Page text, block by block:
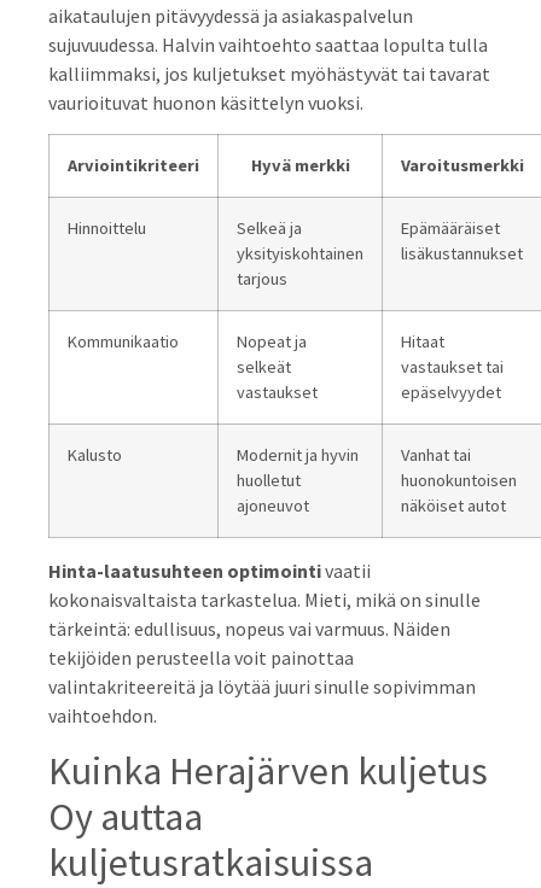
aikataulujen pitävyydessä ja asiakaspalvelun
sujuvuudessa. Halvin vaihtoehto saattaa lopulta tulla
kalliimmaksi, jos kuljetukset myöhästyvät tai tavarat
vaurioituvat huonon käsittelyn vuoksi.
Arviointikriteeri Hyvä merkki Varoitusmerkki
Hinnoittelu
Selkeä ja
yksityiskohtainen
tarjous
Epämääräiset
lisäkustannukset
Kommunikaatio
Nopeat ja
selkeät
vastaukset
Hitaat
vastaukset tai
epäselvyydet
Kalusto
Modernit ja hyvin
huolletut
ajoneuvot
Vanhat tai
huonokuntoisen
näköiset autot
Hinta-laatusuhteen optimointivaatii
kokonaisvaltaista tarkastelua. Mieti, mikä on sinulle
tärkeintä: edullisuus, nopeus vai varmuus. Näiden
tekijöiden perusteella voit painottaa
valintakriteereitä ja löytää juuri sinulle sopivimman
vaihtoehdon.
Kuinka Herajärven kuljetus
Oy auttaa
kuljetusratkaisuissa